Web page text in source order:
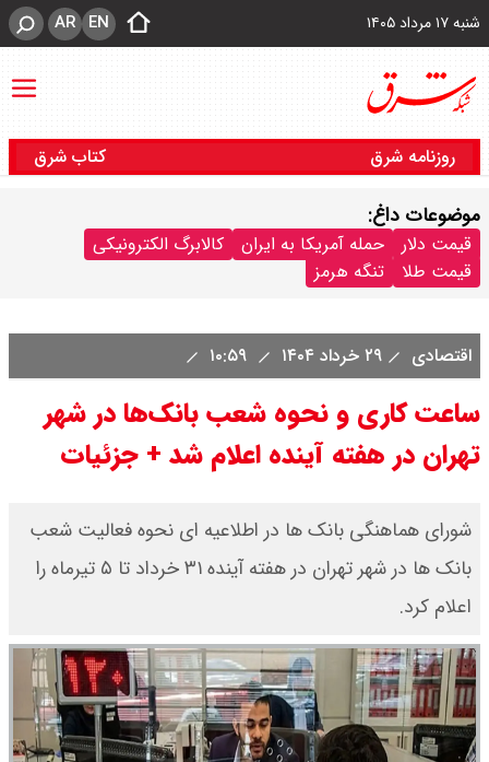
شنبه ۱۷ مرداد ۱۴۰۵ EN
AR
روزنامه شرق کتاب شرق
موضوعات داغ:
قیمت دلار حمله آمریکا به ایران
کالابرگ الکترونیکی
قیمت طلا
تنگه هرمز
اقتصادی ۲۹ خرداد ۱۴۰۴
ساعت کاری و نحوه شعب بانک‌ها در شهر
تهران در هفته آینده اعلام شد + جزئیات
شورای هماهنگی بانک ها در اطلاعیه ای نحوه فعالیت شعب
بانک ها در شهر تهران در هفته آینده ۳۱ خرداد تا ۵ تیرماه را
اعلام کرد.